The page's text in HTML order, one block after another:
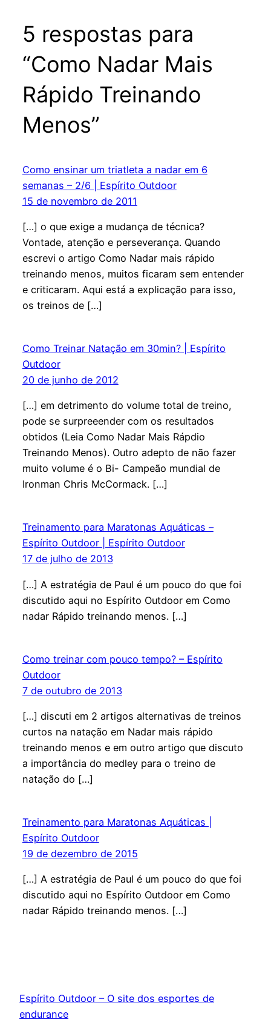
5 respostas para
“Como Nadar Mais
Rápido Treinando
Menos”
Como ensinar um triatleta a nadar em 6
semanas – 2/6 | Espírito Outdoor
15 de novembro de 2011
[…] o que exige a mudança de técnica?
Vontade, atenção e perseverança. Quando
escrevi o artigo Como Nadar mais rápido
treinando menos, muitos ficaram sem entender
e criticaram. Aqui está a explicação para isso,
os treinos de […]
Como Treinar Natação em 30min? | Espírito
Outdoor
20 de junho de 2012
[…] em detrimento do volume total de treino,
pode se surpreeender com os resultados
obtidos (Leia Como Nadar Mais Rápdio
Treinando Menos). Outro adepto de não fazer
muito volume é o Bi- Campeão mundial de
Ironman Chris McCormack. […]
Treinamento para Maratonas Aquáticas –
Espírito Outdoor | Espírito Outdoor
17 de julho de 2013
[…] A estratégia de Paul é um pouco do que foi
discutido aqui no Espírito Outdoor em Como
nadar Rápido treinando menos. […]
Como treinar com pouco tempo? – Espírito
Outdoor
7 de outubro de 2013
[…] discuti em 2 artigos alternativas de treinos
curtos na natação em Nadar mais rápido
treinando menos e em outro artigo que discuto
a importância do medley para o treino de
natação do […]
Treinamento para Maratonas Aquáticas |
Espírito Outdoor
19 de dezembro de 2015
[…] A estratégia de Paul é um pouco do que foi
discutido aqui no Espírito Outdoor em Como
nadar Rápido treinando menos. […]
Espírito Outdoor – O site dos esportes de
endurance